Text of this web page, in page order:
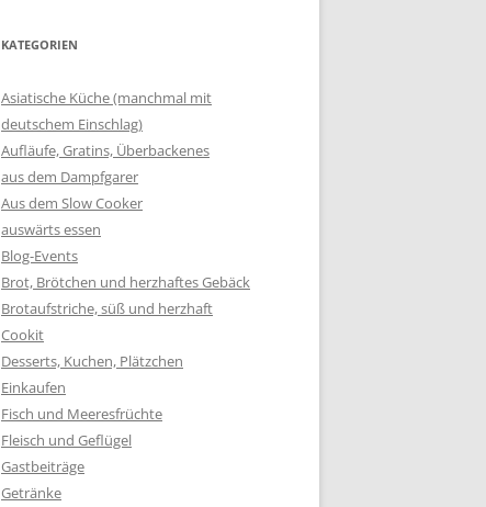
KATEGORIEN
Asiatische Küche (manchmal mit
deutschem Einschlag)
Aufläufe, Gratins, Überbackenes
aus dem Dampfgarer
Aus dem Slow Cooker
auswärts essen
Blog-Events
Brot, Brötchen und herzhaftes Gebäck
Brotaufstriche, süß und herzhaft
Cookit
Desserts, Kuchen, Plätzchen
Einkaufen
Fisch und Meeresfrüchte
Fleisch und Geflügel
Gastbeiträge
Getränke